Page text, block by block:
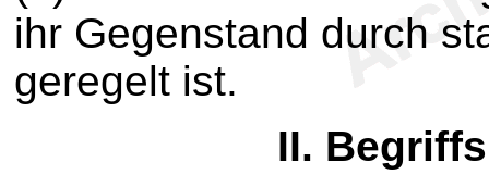
ihr Gegenstand durch
geregelt ist.
II.